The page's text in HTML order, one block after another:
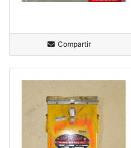
Compartir